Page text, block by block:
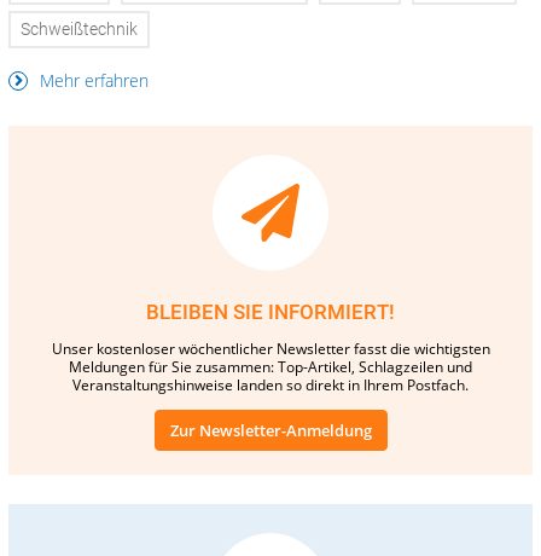
Schweißtechnik
Mehr erfahren
BLEIBEN SIE INFORMIERT!
Unser kostenloser wöchentlicher Newsletter fasst die wichtigsten
Meldungen für Sie zusammen: Top-Artikel, Schlagzeilen und
Veranstaltungshinweise landen so direkt in Ihrem Postfach.
Zur Newsletter-Anmeldung